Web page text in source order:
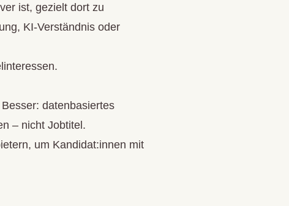
ist, gezielt dort zu
KI-Verständnis oder
datenbasiertes
– nicht Jobtitel.
um Kandidat:innen mit